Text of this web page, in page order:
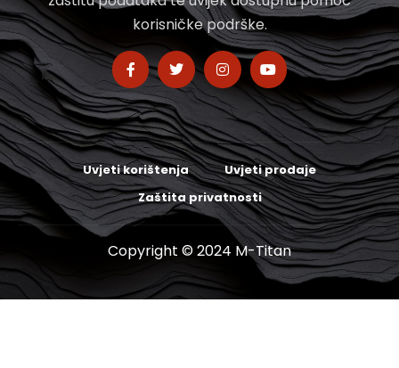
korisničke podrške.
Uvjeti korištenja
Uvjeti prodaje
Zaštita privatnosti
Copyright © 2024 M-Titan